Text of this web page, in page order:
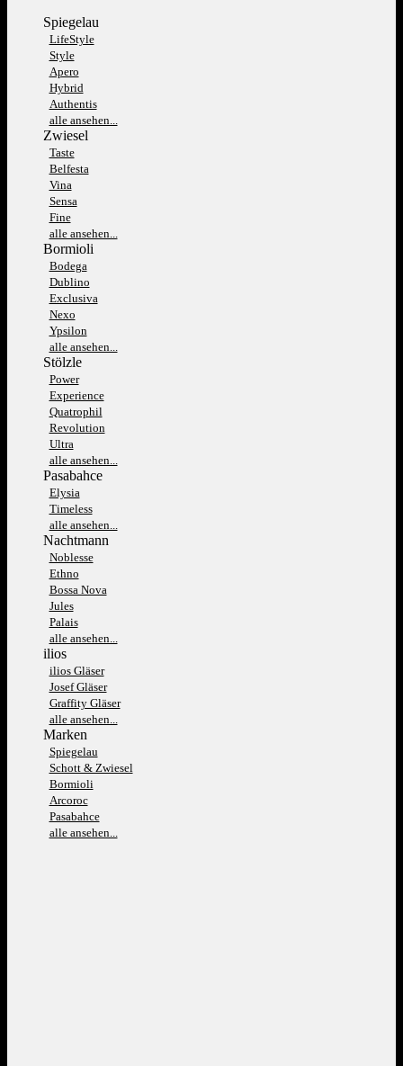
Spiegelau
LifeStyle
Style
Apero
Hybrid
Authentis
alle ansehen...
Zwiesel
Taste
Belfesta
Vina
Sensa
Fine
alle ansehen...
Bormioli
Bodega
Dublino
Exclusiva
Nexo
Ypsilon
alle ansehen...
Stölzle
Power
Experience
Quatrophil
Revolution
Ultra
alle ansehen...
Pasabahce
Elysia
Timeless
alle ansehen...
Nachtmann
Noblesse
Ethno
Bossa Nova
Jules
Palais
alle ansehen...
ilios
ilios Gläser
Josef Gläser
Graffity Gläser
alle ansehen...
Marken
Spiegelau
Schott & Zwiesel
Bormioli
Arcoroc
Pasabahce
alle ansehen...